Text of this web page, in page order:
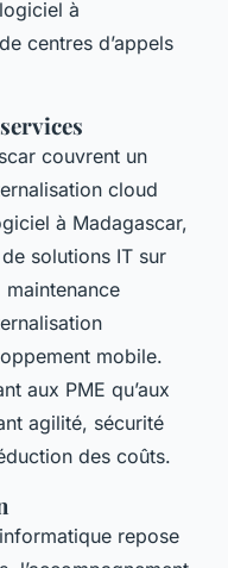
à
centres d’appels
couvrent un
cloud
à Madagascar,
solutions IT sur
mobile.
aux PME qu’aux
agilité, sécurité
des coûts.
repose